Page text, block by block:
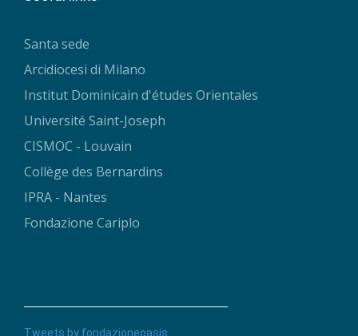
Santa sede
Arcidiocesi di Milano
Institut Dominicain d'études Orientales
Université Saint-Joseph
CISMOC - Louvain
Collège des Bernardins
IPRA - Nantes
Fondazione Cariplo
Tweets by fondazioneoasis